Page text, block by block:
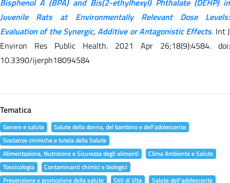
Juvenile Rats at Environmentally Relevant Dose Levels:
Evaluation of the Synergic, Additive or Antagonistic Effects. Int J
Environ Res Public Health. 2021 Apr 26;18(9):4584. doi:
10.3390/ijerph18094584
Tematica
Genere e salute
Salute della donna, del bambino e dell'adolescente
Sostanze chimiche e tutela della Salute
Alimentazione, Nutrizione e Sicurezza degli alimenti
Clima Ambiente e Salute
Tossicologia
Contaminanti chimici e biologici
Prevenzione e promozione della salute
Stili di Vita Salute dell'adolescente